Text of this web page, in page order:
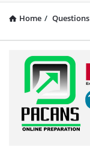
Home / Questions